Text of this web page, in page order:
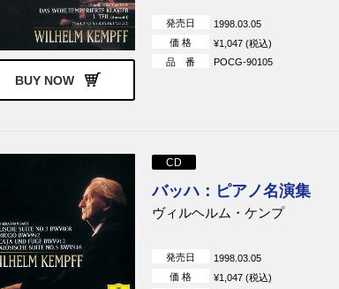
BUY NOW
発売日
1998.03.05
価 格
¥1,047 (税込)
品 番
POCG-90105
CD
バッハ：ピアノ名演集
ヴィルヘルム・ケンプ
発売日
1998.03.05
価 格
¥1,047 (税込)